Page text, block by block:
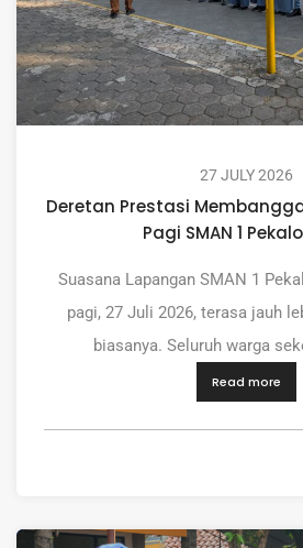
27 JULY 2026
Deretan Prestasi
Pagi SMAN 1
Suasana Lapangan SMAN 1
pagi, 27 Juli 2026, terasa jauh
biasanya. Seluruh warga
Read more